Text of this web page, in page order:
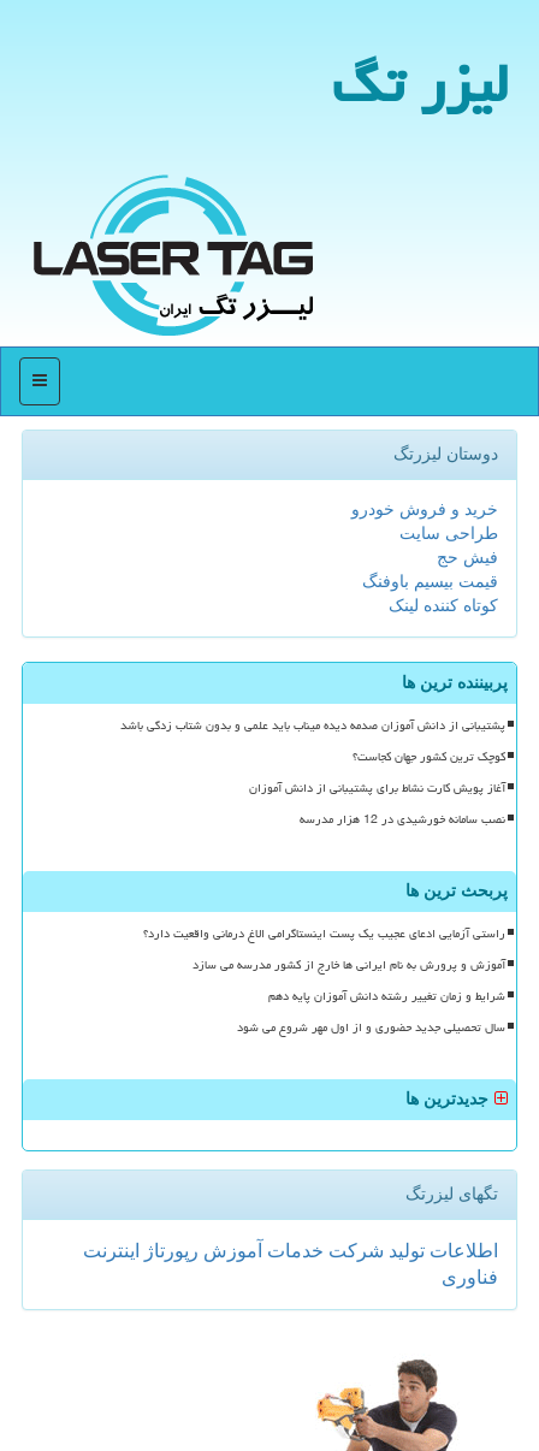
لیزر تگ
منو
دوستان لیزرتگ
خرید و فروش خودرو
طراحی سایت
فیش حج
قیمت بیسیم باوفنگ
کوتاه کننده لینک
پربیننده ترین ها
پشتیبانی از دانش آموزان صدمه دیده میناب باید علمی و بدون شتاب زدگی باشد
کوچک ترین کشور جهان کجاست؟
آغاز پویش کارت نشاط برای پشتیبانی از دانش آموزان
نصب سامانه خورشیدی در 12 هزار مدرسه
پربحث ترین ها
راستی آزمایی ادعای عجیب یک پست اینستاگرامی الاغ درمانی واقعیت دارد؟
آموزش و پرورش به نام ایرانی ها خارج از کشور مدرسه می سازد
شرایط و زمان تغییر رشته دانش آموزان پایه دهم
سال تحصیلی جدید حضوری و از اول مهر شروع می شود
جدیدترین ها
تگهای لیزرتگ
اطلاعات تولید شركت خدمات آموزش رپورتاژ
اینترنت
فناوری